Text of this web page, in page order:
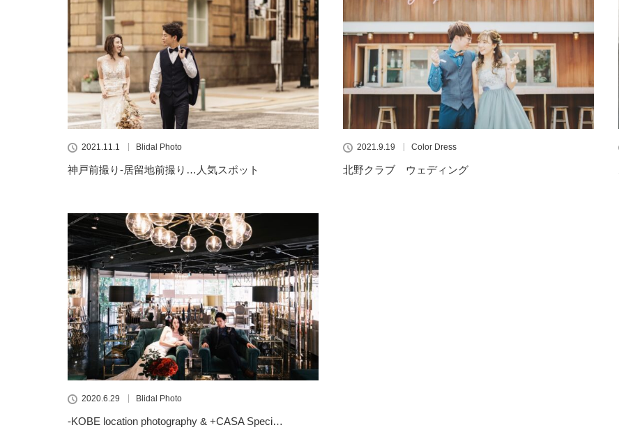
2021.11.1 Blidal Photo
神戸前撮り-居留地前撮り…人気スポット
2021.9.19 Color Dress
北野クラブ ウェディング
2020.6.29 Blidal Photo
-KOBE location photography & +CASA Speci…